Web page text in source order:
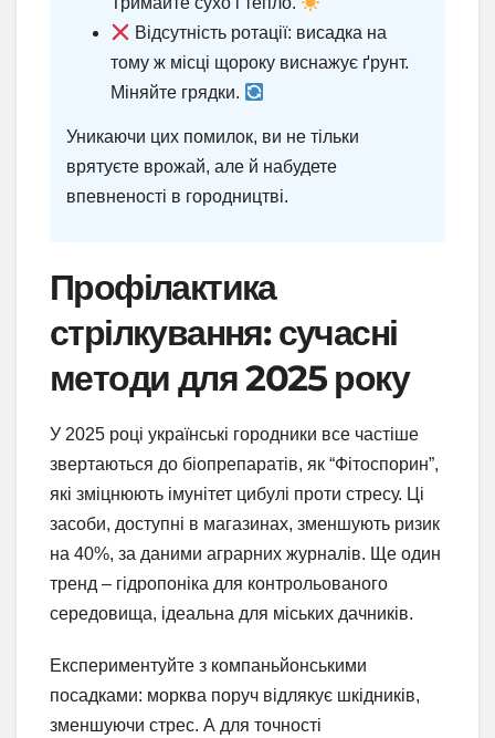
Відсутність ротації: висадка на
тому ж місці щороку виснажує ґрунт.
Міняйте грядки.
Уникаючи цих помилок, ви не тільки
врятуєте врожай, але й набудете
впевненості в городництві.
Профілактика
стрілкування: сучасні
методи для 2025 року
У 2025 році українські городники все частіше
звертаються до біопрепаратів, як “Фітоспорин”,
які зміцнюють імунітет цибулі проти стресу. Ці
засоби, доступні в магазинах, зменшують ризик
на 40%, за даними аграрних журналів. Ще один
тренд – гідропоніка для контрольованого
середовища, ідеальна для міських дачників.
Експериментуйте з компаньйонськими
посадками: морква поруч відлякує шкідників,
зменшуючи стрес. А для точності